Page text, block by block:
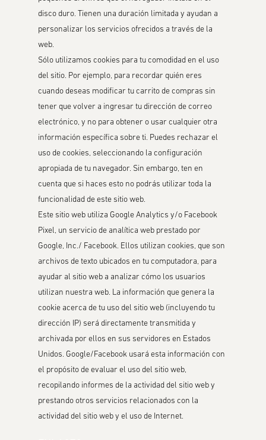
disco duro. Tienen una duración limitada y ayudan a
personalizar los servicios ofrecidos a través de la
web.
Sólo utilizamos cookies para tu comodidad en el uso
del sitio. Por ejemplo, para recordar quién eres
cuando deseas modificar tu carrito de compras sin
tener que volver a ingresar tu dirección de correo
electrónico, y no para obtener o usar cualquier otra
información específica sobre ti. Puedes rechazar el
uso de cookies, seleccionando la configuración
apropiada de tu navegador. Sin embargo, ten en
cuenta que si haces esto no podrás utilizar toda la
funcionalidad de este sitio web.
Este sitio web utiliza Google Analytics y/o Facebook
Pixel, un servicio de analítica web prestado por
Google, Inc./ Facebook. Ellos utilizan cookies, que son
archivos de texto ubicados en tu computadora, para
ayudar al sitio web a analizar cómo los usuarios
utilizan nuestra web. La información que genera la
cookie acerca de tu uso del sitio web (incluyendo tu
dirección IP) será directamente transmitida y
archivada por ellos en sus servidores en Estados
Unidos. Google/Facebook usará esta información con
el propósito de evaluar el uso del sitio web,
recopilando informes de la actividad del sitio web y
prestando otros servicios relacionados con la
actividad del sitio web y el uso de Internet.